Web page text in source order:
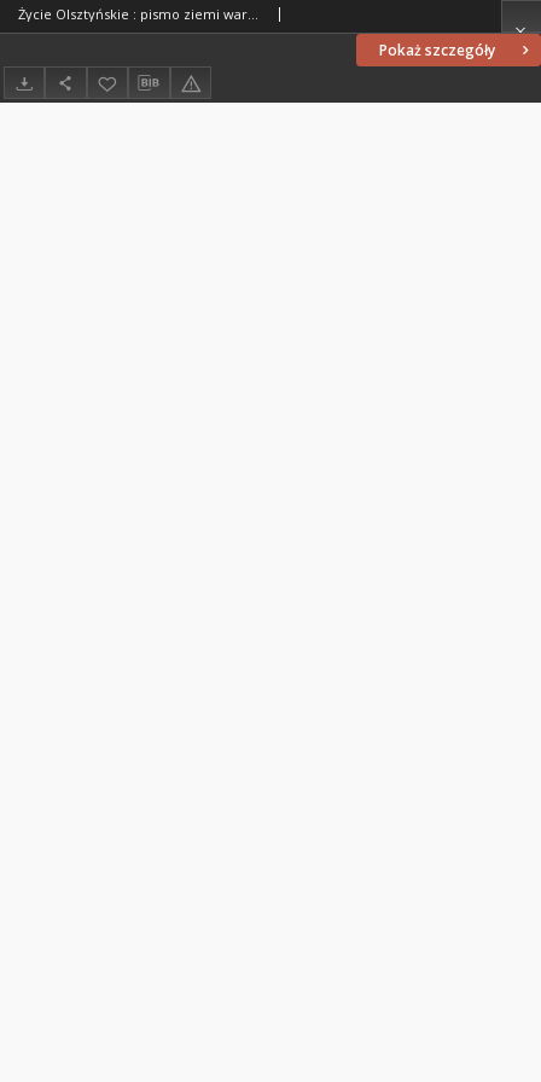
Pokaż szczegóły
Życie Olsztyńskie : pismo ziemi warmińsko-mazurskiej, 1954, nr 38